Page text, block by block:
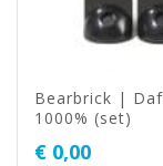
Bearbrick |
1000% (set)
€ 0,00